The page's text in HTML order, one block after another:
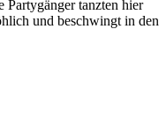
Partygänger tanzten hier
und beschwingt in den